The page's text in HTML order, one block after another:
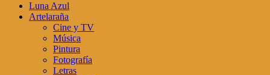
Luna Azul
Artelaraña
Cine y TV
Música
Pintura
Fotografía
Letras